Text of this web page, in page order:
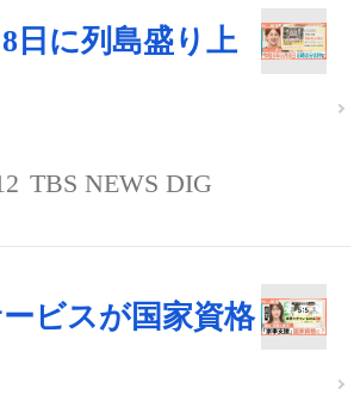
日に列島盛り上
TBS NEWS DIG
ビスが国家資格